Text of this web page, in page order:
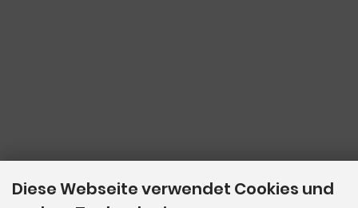
Diese Webseite verwendet Cookies und